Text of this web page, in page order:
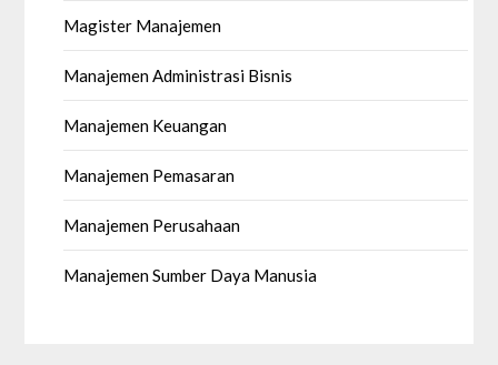
Magister Manajemen
Manajemen Administrasi Bisnis
Manajemen Keuangan
Manajemen Pemasaran
Manajemen Perusahaan
Manajemen Sumber Daya Manusia